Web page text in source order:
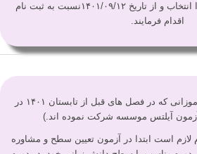
دوره بعدی خود را انتخاب و از تاریخ ۱۴۰۱/۰۹/۱۲نسبت به ثبت نام
اقدام فرمایند.
( یا زبان آموزانی که در فصل های قبل از تابستان ۱۴۰۱ در
آزمون آیلتس موسسه شرکت نموده اند.)
لازم است ابتدا در آزمون تعیین سطح و مشاوره